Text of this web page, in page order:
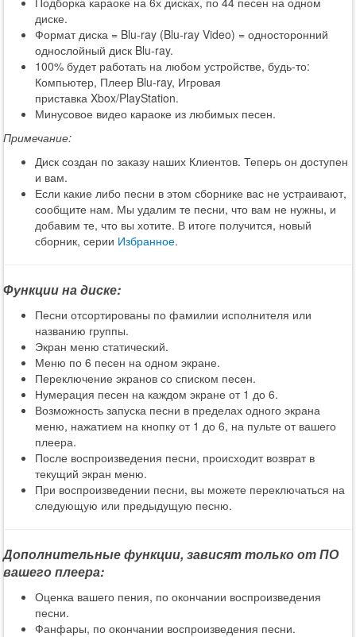
диске.
Формат диска = Blu-ray (Blu-ray Video) = односторонний
однослойный диск Blu-ray.
100% будет работать на любом устройстве, будь-то:
Компьютер, Плеер Blu-ray, Игровая
приставка Xbox/PlayStation.
Минусовое видео караоке из любимых песен.
Примечание:
Диск создан по заказу наших Клиентов. Теперь он доступен
и вам.
Если какие либо песни в этом сборнике вас не устраивают,
сообщите нам. Мы удалим те песни, что вам не нужны, и
добавим те, что вы хотите. В итоге получится, новый
сборник, серии Избранное.
Функции на диске:
Песни отсортированы по фамилии исполнителя или
названию группы.
Экран меню статический.
Меню по 6 песен на одном экране.
Переключение экранов со списком песен.
Нумерация песен на каждом экране от 1 до 6.
Возможность запуска песни в пределах одного экрана
меню, нажатием на кнопку от 1 до 6, на пульте от вашего
плеера.
После воспроизведения песни, происходит возврат в
текущий экран меню.
При воспроизведении песни, вы можете переключаться на
следующую или предыдущую песню.
Дополнительные функции, зависят только от ПО
вашего плеера:
Оценка вашего пения, по окончании воспроизведения
песни.
Фанфары, по окончании воспроизведения песни.